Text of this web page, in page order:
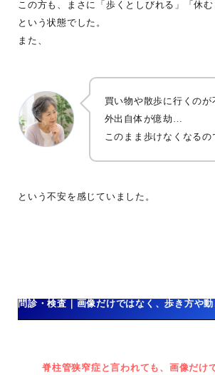
この方も、まさに「歩くとしびれる」「休む
という状態でした。
また、
買い物や散歩に行くのが
外出自体が億劫…
このまま歩けなくなるの
という不安を感じていました。
問診・検査｜画像だけではなく、歩き方や
脊柱管狭窄症と言われても、画像だけ